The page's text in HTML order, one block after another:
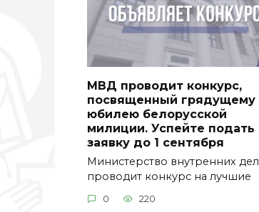
МВД проводит конкурс,
посвященный грядущему
юбилею белорусской
милиции. Успейте подать
заявку до 1 сентября
Министерство внутренних дел
проводит конкурс на лучшие
0 220